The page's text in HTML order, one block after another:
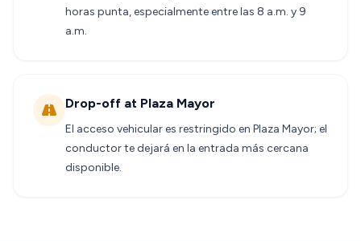
horas punta, especialmente entre las 8 a.m. y 9
a.m.
Drop-off at Plaza Mayor
El acceso vehicular es restringido en Plaza Mayor; el
conductor te dejará en la entrada más cercana
disponible.